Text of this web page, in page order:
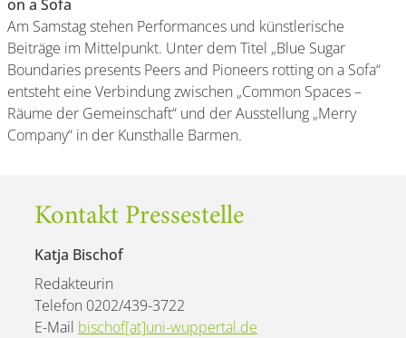
on a Sofa
Am Samstag stehen Performances und künstlerische
Beiträge im Mittelpunkt. Unter dem Titel „Blue Sugar
Boundaries presents Peers and Pioneers rotting on a Sofa“
entsteht eine Verbindung zwischen „Common Spaces –
Räume der Gemeinschaft“ und der Ausstellung „Merry
Company“ in der Kunsthalle Barmen.
Kontakt Pressestelle
Katja Bischof
Redakteurin
Telefon 0202/439-3722
E-Mail bischof[at]uni-wuppertal.de